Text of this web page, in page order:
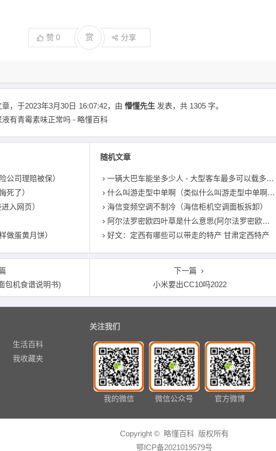
赞 0 赏 分享
，于2023年3月30日 16:07:42，由 懵懂先生 发表，共 1305 字。
液有青霉素味正常吗 - 略懂百科
公司理赔被保）
死了）
入网页）
做蛋黄月饼）
随机文章
一辆大巴车能坐多少人 - 大型客车最多可以载多少人
什么叫游走型中单啊（类似什么叫游走型中单啊的小说）
海信变频空调不制冷（海信柜机空调面板拆卸）
阿尔法罗密欧四叶草是什么意思(阿尔法罗密欧四叶草是什么意思)
好文：定西有哪些可以带走的特产 甘肃定西特产
包机食谱说明书)
下一篇
小米要出CC10吗2022
生活百科
我收藏夹
关注我们
我的微信 微信公众号 官方微博
Copyright © 略懂百科 版权所有
鄂ICP备2021019579号